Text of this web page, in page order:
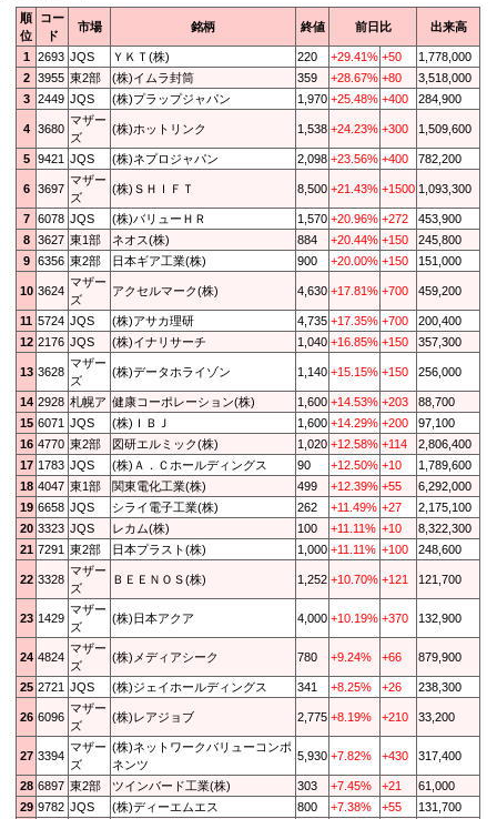
順
位
コー
ド
市場 銘柄 終値 前日比 出来高
1 2693 JQS ＹＫＴ(株) 220 +29.41% +50
1,778,000
2
3955 東2部 (株)イムラ封筒 359 +28.67% +80
3,518,000
3
2449 JQS (株)プラップジャパン 1,970 +25.48% +400 284,900
4 3680
マザー
ズ
(株)ホットリンク 1,538 +24.23% +300 1,509,600
5 9421 JQS (株)ネプロジャパン 2,098 +23.56% +400 782,200
6 3697
マザー
ズ
(株)ＳＨＩＦＴ 8,500 +21.43% +1500 1,093,300
7 6078 JQS (株)バリューＨＲ 1,570 +20.96% +272
453,900
8
3627 東1部 ネオス(株) 884 +20.44% +150
245,800
9
6356 東2部 日本ギア工業(株) 900 +20.00% +150 151,000
10 3624
マザー
ズ
アクセルマーク(株) 4,630 +17.81% +700 459,200
11 5724 JQS (株)アサカ理研 4,735 +17.35% +700
200,400
12 2176 JQS (株)イナリサーチ 1,040 +16.85% +150 357,300
13 3628
マザー
ズ
(株)データホライゾン 1,140 +15.15% +150 256,000
14 2928 札幌ア 健康コーポレーション(株) 1,600 +14.53% +203
88,700
15 6071 JQS (株)ＩＢＪ 1,600 +14.29% +200
97,100
16 4770 東2部 図研エルミック(株) 1,020 +12.58% +114
2,806,400
17 1783 JQS (株)Ａ．Ｃホールディングス 90 +12.50% +10
1,789,600
18 4047 東1部 関東電化工業(株) 499 +12.39% +55
6,292,000
19 6658 JQS シライ電子工業(株) 262 +11.49% +27
2,175,100
20 3323 JQS レカム(株) 100 +11.11% +10
8,322,300
21 7291 東2部 日本プラスト(株) 1,000 +11.11% +100 248,600
22 3328
マザー
ズ
ＢＥＥＮＯＳ(株) 1,252 +10.70% +121 121,700
23 1429
マザー
ズ
(株)日本アクア 4,000 +10.19% +370 132,900
24 4824
マザー
ズ
(株)メディアシーク 780 +9.24% +66 879,900
25 2721 JQS (株)ジェイホールディングス 341 +8.25% +26 238,300
26 6096
マザー
ズ
(株)レアジョブ 2,775 +8.19% +210 33,200
27 3394
マザー
ズ
(株)ネットワークバリューコンポ
ネンツ
5,930 +7.82% +430 317,400
28 6897 東2部 ツインバード工業(株) 303 +7.45% +21
61,000
29 9782 JQS (株)ディーエムエス 800 +7.38% +55 131,700